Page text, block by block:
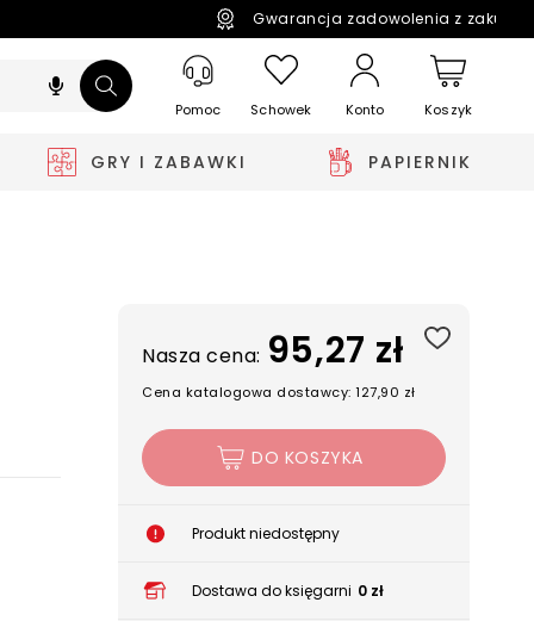
Gwarancja zadowolenia z
Pomoc Schowek Konto Koszyk
GRY I ZABAWKI PAPIERNIK
Nasza cena: 95,27 zł
Cena katalogowa dostawcy: 127,90 zł
DO KOSZYKA
Produkt niedostępny
Dostawa do księgarni 0 zł